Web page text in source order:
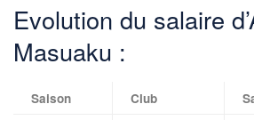
Evolution du salaire
Masuaku :
Saison Club